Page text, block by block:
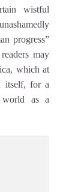
wistful
progress”
may
which at
itself, for a
world as a